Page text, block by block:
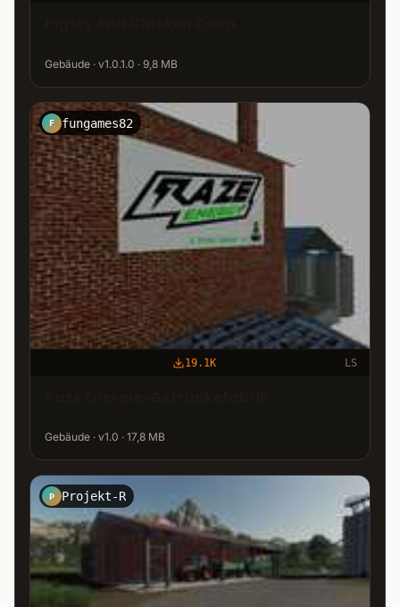
Gebäude · v1.0.1.0 · 9,8 MB
F fungames82
19.1K LS
Gebäude · v1.0 · 17,8 MB
P Projekt-R